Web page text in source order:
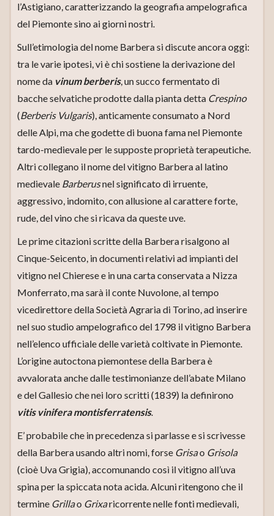
l’Astigiano, caratterizzando la geografia ampelografica
del Piemonte sino ai giorni nostri.
Sull’etimologia del nome Barbera si discute ancora oggi:
tra le varie ipotesi, vi è chi sostiene la derivazione del
nome da vinum berberis, un succo fermentato di
bacche selvatiche prodotte dalla pianta detta Crespino
(Berberis Vulgaris), anticamente consumato a Nord
delle Alpi, ma che godette di buona fama nel Piemonte
tardo-medievale per le supposte proprietà terapeutiche.
Altri collegano il nome del vitigno Barbera al latino
medievale Barberusnel significato di irruente,
aggressivo, indomito, con allusione al carattere forte,
rude, del vino che si ricava da queste uve.
Le prime citazioni scritte della Barbera risalgono al
Cinque-Seicento, in documenti relativi ad impianti del
vitigno nel Chierese e in una carta conservata a Nizza
Monferrato, ma sarà il conte Nuvolone, al tempo
vicedirettore della Società Agraria di Torino, ad inserire
nel suo studio ampelografico del 1798 il vitigno Barbera
nell’elenco ufficiale delle varietà coltivate in Piemonte.
L’origine autoctona piemontese della Barbera è
avvalorata anche dalle testimonianze dell’abate Milano
e del Gallesio che nei loro scritti (1839) la definirono
vitis vinifera montisferratensis.
E’ probabile che in precedenza si parlasse e si scrivesse
della Barbera usando altri nomi, forse Grisao Grisola
(cioè Uva Grigia), accomunando così il vitigno all’uva
spina per la spiccata nota acida. Alcuni ritengono che il
termine Grillao Grixaricorrente nelle fonti medievali,